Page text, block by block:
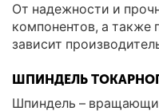
От надежности и
компонентов, а также
зависит
ШПИНДЕЛЬ
Шпиндель –